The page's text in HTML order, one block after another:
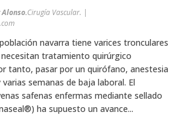
Cirugía Vascular. |
navarra tiene varices tronculares
tratamiento quirúrgico
tanto, pasar por un quirófano, anestesia
semanas de baja laboral. El
safenas enfermas mediante sellado
ha supuesto un avance...